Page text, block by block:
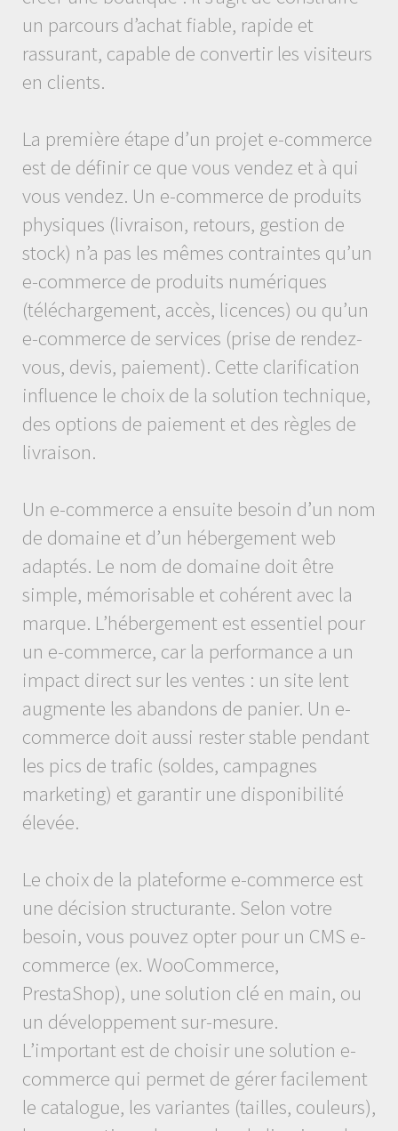
un parcours d’achat fiable, rapide et
rassurant, capable de convertir les visiteurs
en clients.
La première étape d’un projet e-commerce
est de définir ce que vous vendez et à qui
vous vendez. Un e-commerce de produits
physiques (livraison, retours, gestion de
stock) n’a pas les mêmes contraintes qu’un
e-commerce de produits numériques
(téléchargement, accès, licences) ou qu’un
e-commerce de services (prise de rendez-
vous, devis, paiement). Cette clarification
influence le choix de la solution technique,
des options de paiement et des règles de
livraison.
Un e-commerce a ensuite besoin d’un nom
de domaine et d’un hébergement web
adaptés. Le nom de domaine doit être
simple, mémorisable et cohérent avec la
marque. L’hébergement est essentiel pour
un e-commerce, car la performance a un
impact direct sur les ventes : un site lent
augmente les abandons de panier. Un e-
commerce doit aussi rester stable pendant
les pics de trafic (soldes, campagnes
marketing) et garantir une disponibilité
élevée.
Le choix de la plateforme e-commerce est
une décision structurante. Selon votre
besoin, vous pouvez opter pour un CMS e-
commerce (ex. WooCommerce,
PrestaShop), une solution clé en main, ou
un développement sur-mesure.
L’important est de choisir une solution e-
commerce qui permet de gérer facilement
le catalogue, les variantes (tailles, couleurs),